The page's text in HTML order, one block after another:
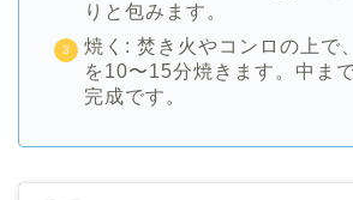
りと包みます。
焼く: 焚き火やコンロの上で
を10〜15分焼きます。中ま
完成です。